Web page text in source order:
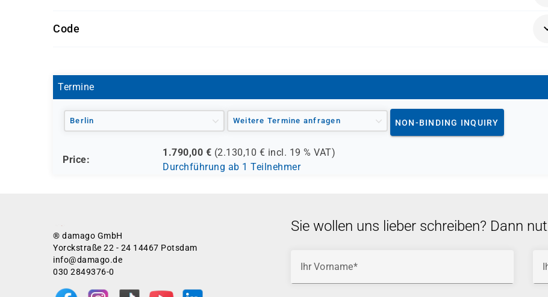
- regionale Einrichtungen
und andere Träger möglich
Code
Termine
Berlin Weitere Termine anfragen NON-BINDING INQUIRY
Price:
1.790,00 € (2.130,10 € incl. 19 % VAT)
Durchführung ab 1 Teilnehmer
® damago GmbH
Yorckstraße 22 - 24 14467 Potsdam
info@damago.de
030 2849376-0
Sie wollen uns lieber schreiben? Dann
Ihr Vorname